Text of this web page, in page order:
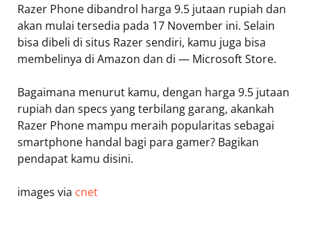
Razer Phone dibandrol harga 9.5 jutaan rupiah dan
akan mulai tersedia pada 17 November ini. Selain
bisa dibeli di situs Razer sendiri, kamu juga bisa
membelinya di Amazon dan di — Microsoft Store.
Bagaimana menurut kamu, dengan harga 9.5 jutaan
rupiah dan specs yang terbilang garang, akankah
Razer Phone mampu meraih popularitas sebagai
smartphone handal bagi para gamer? Bagikan
pendapat kamu disini.
images via cnet